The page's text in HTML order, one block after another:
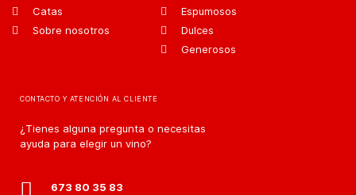
Catas
Sobre nosotros
Espumosos
Dulces
Generosos
CONTACTO Y ATENCIÓN AL CLIENTE
¿Tienes alguna pregunta o necesitas
ayuda para elegir un vino?
673 80 35 83